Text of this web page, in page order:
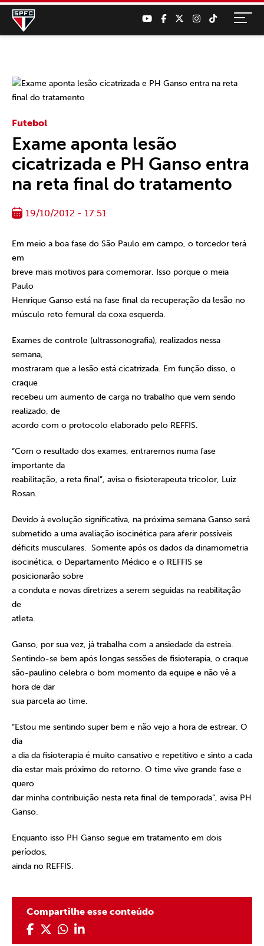
Futebol
Exame aponta lesão
cicatrizada e PH Ganso entra
na reta final do tratamento
19/10/2012 - 17:51
Em meio a boa fase do São Paulo em campo, o torcedor terá
em
breve mais motivos para comemorar. Isso porque o meia
Paulo
Henrique Ganso está na fase final da recuperação da lesão no
músculo reto femural da coxa esquerda.
Exames de controle (ultrassonografia), realizados nessa
semana,
mostraram que a lesão está cicatrizada. Em função disso, o
craque
recebeu um aumento de carga no trabalho que vem sendo
realizado, de
acordo com o protocolo elaborado pelo REFFIS.
“Com o resultado dos exames, entraremos numa fase
importante da
reabilitação, a reta final”, avisa o fisioterapeuta tricolor, Luiz
Rosan.
Devido à evolução significativa, na próxima semana Ganso será
submetido a uma avaliação isocinética para aferir possíveis
déficits musculares. Somente após os dados da dinamometria
isocinética, o Departamento Médico e o REFFIS se
posicionarão sobre
a conduta e novas diretrizes a serem seguidas na reabilitação
de
atleta.
Ganso, por sua vez, já trabalha com a ansiedade da estreia.
Sentindo-se bem após longas sessões de fisioterapia, o craque
são-paulino celebra o bom momento da equipe e não vê a
hora de dar
sua parcela ao time.
“Estou me sentindo super bem e não vejo a hora de estrear. O
dia
a dia da fisioterapia é muito cansativo e repetitivo e sinto a cada
dia estar mais próximo do retorno. O time vive grande fase e
quero
dar minha contribuição nesta reta final de temporada”, avisa PH
Ganso.
Enquanto isso PH Ganso segue em tratamento em dois
períodos,
ainda no REFFIS.
Compartilhe esse conteúdo